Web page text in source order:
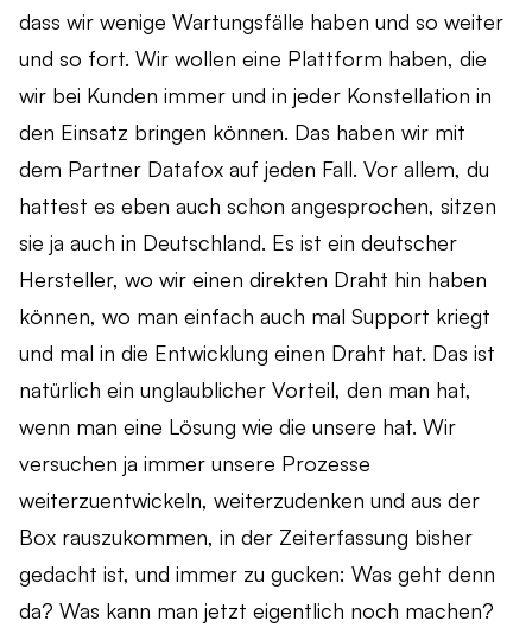
dass wir wenige Wartungsfälle haben und so weiter
und so fort. Wir wollen eine Plattform haben, die
wir bei Kunden immer und in jeder Konstellation in
den Einsatz bringen können. Das haben wir mit
dem Partner Datafox auf jeden Fall. Vor allem, du
hattest es eben auch schon angesprochen, sitzen
sie ja auch in Deutschland. Es ist ein deutscher
Hersteller, wo wir einen direkten Draht hin haben
können, wo man einfach auch mal Support kriegt
und mal in die Entwicklung einen Draht hat. Das ist
natürlich ein unglaublicher Vorteil, den man hat,
wenn man eine Lösung wie die unsere hat. Wir
versuchen ja immer unsere Prozesse
weiterzuentwickeln, weiterzudenken und aus der
Box rauszukommen, in der Zeiterfassung bisher
gedacht ist, und immer zu gucken: Was geht denn
da? Was kann man jetzt eigentlich noch machen?